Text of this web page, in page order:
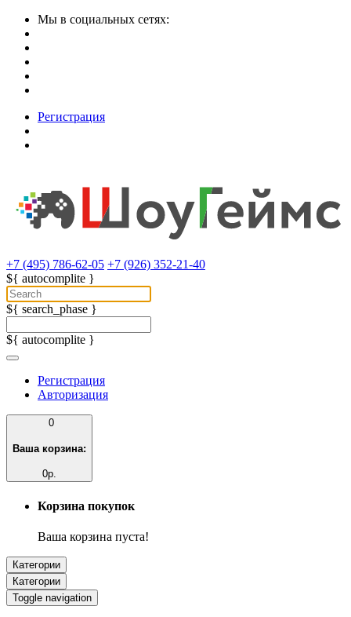
Мы в социальных сетях:
Регистрация
+7 (495) 786-62-05 +7 (926) 352-21-40
${ autocomplite }
${ search_phase }
${ autocomplite }
Регистрация
Авторизация
0
Ваша корзина:
0р.
Корзина покупок
Ваша корзина пуста!
Категории
Категории
Toggle navigation